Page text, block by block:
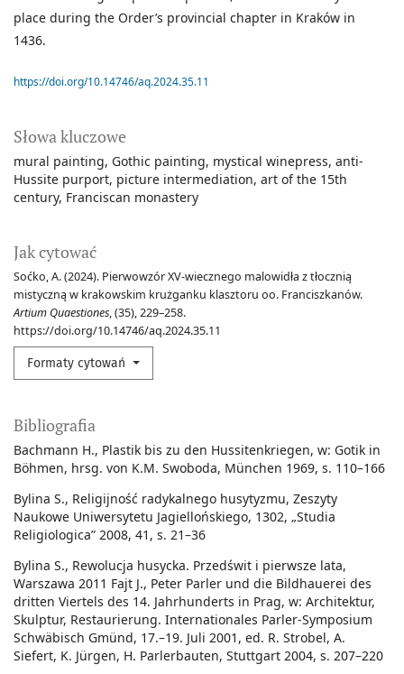
Słowa kluczowe
mural painting Gothic painting mystical winepress anti-
Hussite purport picture intermediation art of the 15th
century Franciscan monastery
Jak cytować
Soćko, A. (2024). Pierwowzór XV-wiecznego malowidła z tłocznią
mistyczną w krakowskim krużganku klasztoru oo. Franciszkanów.
Artium Quaestiones, (35), 229–258.
https://doi.org/10.14746/aq.2024.35.11
Formaty cytowań
place during the Order’s provincial chapter in Kraków in
1436.
https://doi.org/10.14746/aq.2024.35.11
Bibliografia
Bachmann H., Plastik bis zu den Hussitenkriegen, w: Gotik in
Böhmen, hrsg. von K.M. Swoboda, München 1969, s. 110–166
Bylina S., Religijność radykalnego husytyzmu, Zeszyty
Naukowe Uniwersytetu Jagiellońskiego, 1302, „Studia
Religiologica” 2008, 41, s. 21–36
Bylina S., Rewolucja husycka. Przedświt i pierwsze lata,
Warszawa 2011 Fajt J., Peter Parler und die Bildhauerei des
dritten Viertels des 14. Jahrhunderts in Prag, w: Architektur,
Skulptur, Restaurierung. Internationales Parler-Symposium
Schwäbisch Gmünd, 17.–19. Juli 2001, ed. R. Strobel, A.
Siefert, K. Jürgen, H. Parlerbauten, Stuttgart 2004, s. 207–220